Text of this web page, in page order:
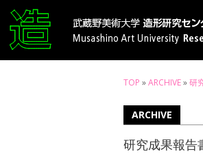
TOP »ARCHIVE»研
ARCHIVE
研究成果報告